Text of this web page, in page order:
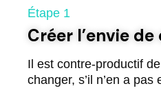
Étape 1
Créer l’envie
Il est contre-productif
changer, s’il n’en a pas